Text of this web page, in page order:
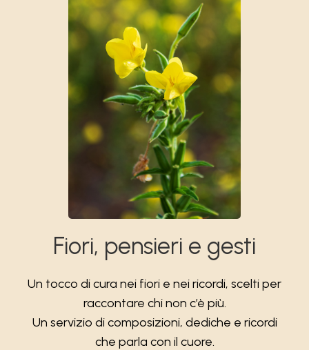
Fiori, pensieri e gesti
Un tocco di cura nei fiori e nei ricordi, scelti per
raccontare chi non c’è più.
Un servizio di composizioni, dediche e ricordi
che parla con il cuore.